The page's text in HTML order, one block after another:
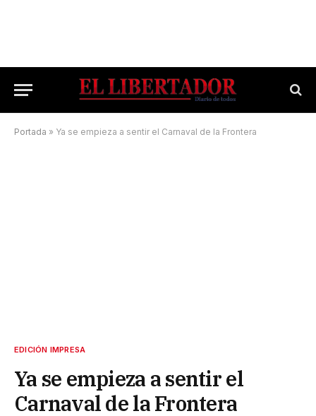
Portada » Ya se empieza a sentir el Carnaval de la Frontera
EDICIÓN IMPRESA
Ya se empieza a sentir el
Carnaval de la Frontera